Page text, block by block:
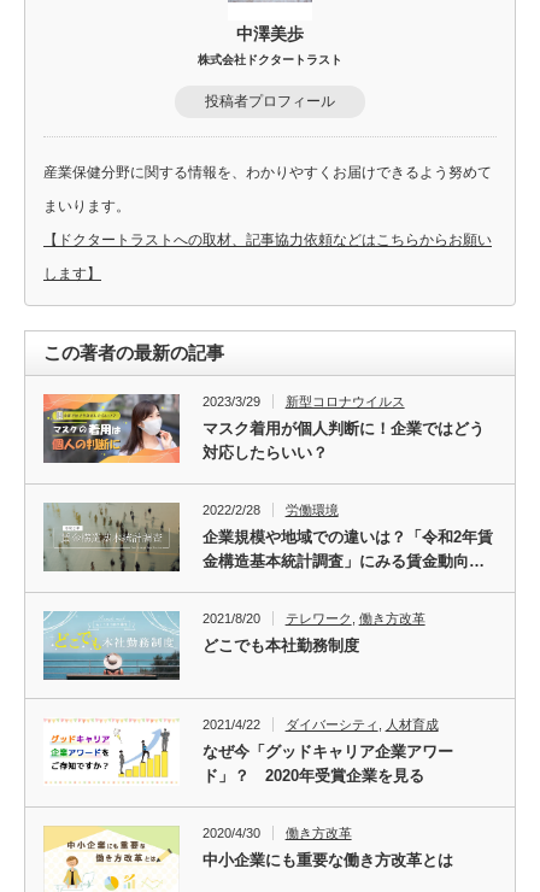
中澤美歩
株式会社ドクタートラスト
投稿者プロフィール
産業保健分野に関する情報を、わかりやすくお届けできるよう努めて
まいります。
【ドクタートラストへの取材、記事協力依頼などはこちらからお願い
します】
この著者の最新の記事
2023/3/29 新型コロナウイルス
マスク着用が個人判断に！企業ではどう
対応したらいい？
2022/2/28 労働環境
企業規模や地域での違いは？「令和2年賃
金構造基本統計調査」にみる賃金動向…
2021/8/20 テレワーク 働き方改革
どこでも本社勤務制度
2021/4/22 ダイバーシティ 人材育成
なぜ今「グッドキャリア企業アワー
ド」？ 2020年受賞企業を見る
2020/4/30 働き方改革
中小企業にも重要な働き方改革とは